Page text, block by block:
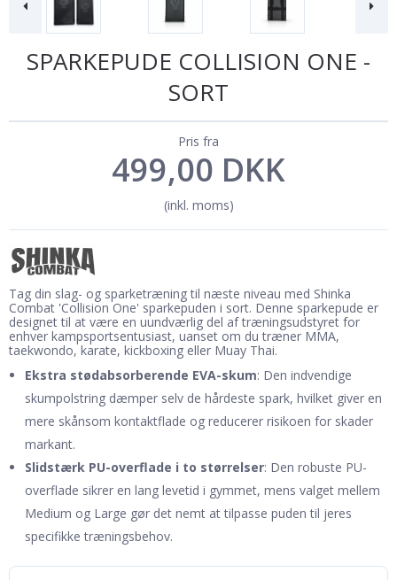
SPARKEPUDE COLLISION ONE -
SORT
Pris fra
499,00 DKK
(inkl. moms)
Tag din slag- og sparketræning til næste niveau med Shinka
Combat 'Collision One' sparkepuden i sort. Denne sparkepude er
designet til at være en uundværlig del af træningsudstyret for
enhver kampsportsentusiast, uanset om du træner MMA,
taekwondo, karate, kickboxing eller Muay Thai.
Ekstra stødabsorberende EVA-skum: Den indvendige
skumpolstring dæmper selv de hårdeste spark, hvilket giver en
mere skånsom kontaktflade og reducerer risikoen for skader
markant.
Slidstærk PU-overflade i to størrelser: Den robuste PU-
overflade sikrer en lang levetid i gymmet, mens valget mellem
Medium og Large gør det nemt at tilpasse puden til jeres
specifikke træningsbehov.